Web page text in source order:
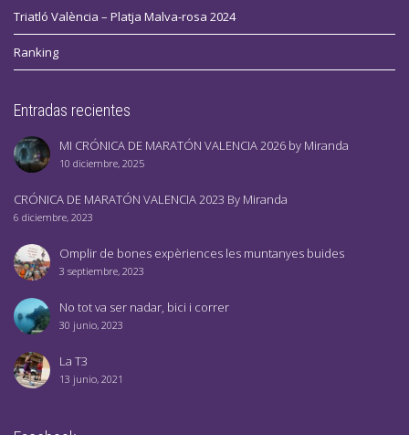
Triatló València – Platja Malva-rosa 2024
Ranking
Entradas recientes
MI CRÓNICA DE MARATÓN VALENCIA 2026 by Miranda
10 diciembre, 2025
CRÓNICA DE MARATÓN VALENCIA 2023 By Miranda
6 diciembre, 2023
Omplir de bones expèriences les muntanyes buides
3 septiembre, 2023
No tot va ser nadar, bici i correr
30 junio, 2023
La T3
13 junio, 2021